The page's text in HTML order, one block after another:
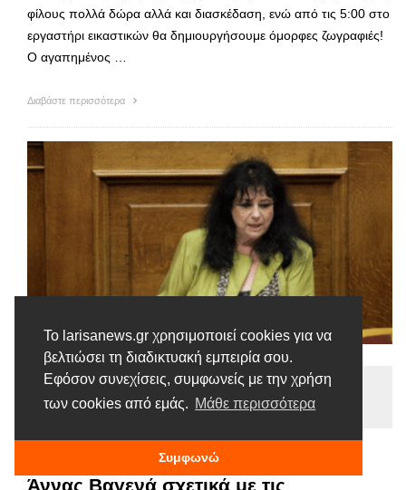
Το larisanews.gr χρησιμοποιεί cookies για να
βελτιώσει τη διαδικτυακή εμπειρία σου.
Εφόσον συνεχίσεις, συμφωνείς με την χρήση
των cookies από εμάς. Μάθε περισσότερα
Συμφωνώ
φίλους πολλά δώρα αλλά και διασκέδαση, ενώ από τις 5:00 στο
εργαστήρι εικαστικών θα δημιουργήσουμε όμορφες ζωγραφιές!
Ο αγαπημένος …
Διαβάστε περισσότερα
Ειδήσεις
Tags | Βαγενά Παιδιά
Στη Βουλή η επίκαιρη ερώτηση της
Άννας Βαγενά σχετικά με τις